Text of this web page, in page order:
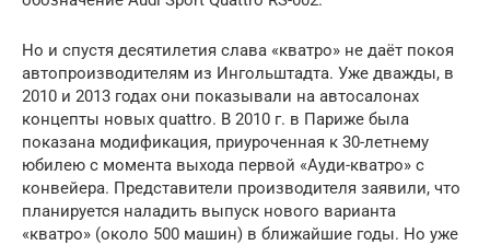
Но и спустя десятилетия слава «кватро» не даёт покоя
автопроизводителям из Ингольштадта. Уже дважды, в
2010 и 2013 годах они показывали на автосалонах
концепты новых quattro. В 2010 г. в Париже была
показана модификация, приуроченная к 30-летнему
юбилею с момента выхода первой «Ауди-кватро» с
конвейера. Представители производителя заявили, что
планируется наладить выпуск нового варианта
«кватро» (около 500 машин) в ближайшие годы. Но уже